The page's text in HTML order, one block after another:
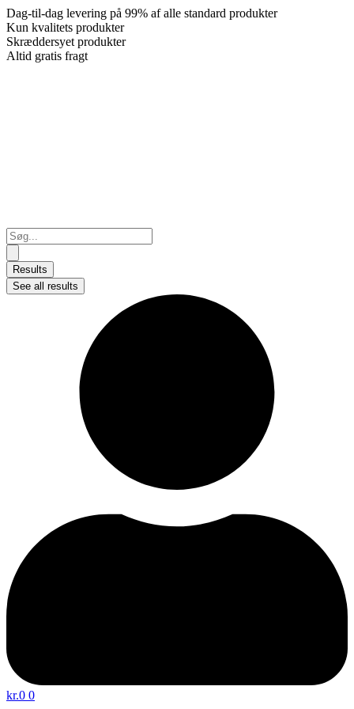
Dag-til-dag levering på 99% af alle standard produkter
Kun kvalitets produkter
Skræddersyet produkter
Altid gratis fragt
Search
...
Results
See all results
kr.0 0